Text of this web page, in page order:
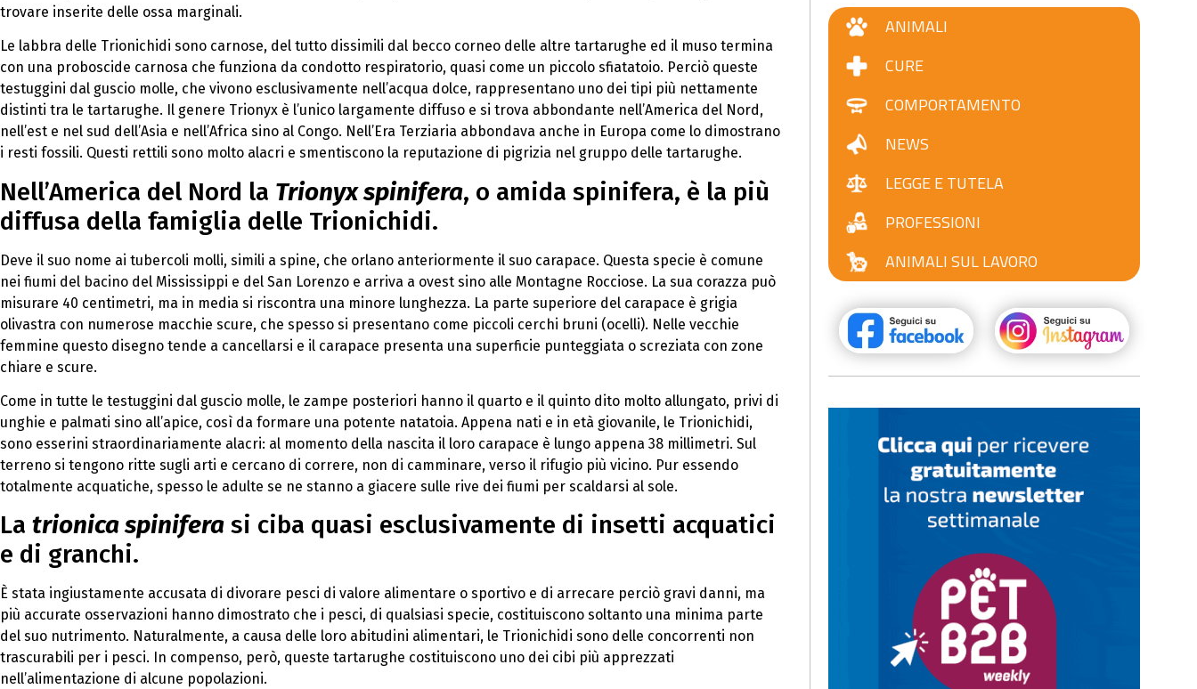
trovare inserite delle ossa marginali.
Le labbra delle Trionichidi sono carnose, del tutto dissimili dal becco corneo delle altre tartarughe ed il muso termina
con una proboscide carnosa che funziona da condotto respiratorio, quasi come un piccolo sfiatatoio. Perciò queste
testuggini dal guscio molle, che vivono esclusivamente nell’acqua dolce, rappresentano uno dei tipi più nettamente
distinti tra le tartarughe. Il genere Trionyx è l’unico largamente diffuso e si trova abbondante nell’America del Nord,
nell’est e nel sud dell’Asia e nell’Africa sino al Congo. Nell’Era Terziaria abbondava anche in Europa come lo dimostrano
i resti fossili. Questi rettili sono molto alacri e smentiscono la reputazione di pigrizia nel gruppo delle tartarughe.
Nell’America del Nord la Trionyx spinifera, o amida spinifera, è la più
diffusa della famiglia delle Trionichidi.
Deve il suo nome ai tubercoli molli, simili a spine, che orlano anteriormente il suo carapace. Questa specie è comune
nei fiumi del bacino del Mississippi e del San Lorenzo e arriva a ovest sino alle Montagne Rocciose. La sua corazza può
misurare 40 centimetri, ma in media si riscontra una minore lunghezza. La parte superiore del carapace è grigia
olivastra con numerose macchie scure, che spesso si presentano come piccoli cerchi bruni (ocelli). Nelle vecchie
femmine questo disegno tende a cancellarsi e il carapace presenta una superficie punteggiata o screziata con zone
chiare e scure.
Come in tutte le testuggini dal guscio molle, le zampe posteriori hanno il quarto e il quinto dito molto allungato, privi di
unghie e palmati sino all’apice, così da formare una potente natatoia. Appena nati e in età giovanile, le Trionichidi,
sono esserini straordinariamente alacri: al momento della nascita il loro carapace è lungo appena 38 millimetri. Sul
terreno si tengono ritte sugli arti e cercano di correre, non di camminare, verso il rifugio più vicino. Pur essendo
totalmente acquatiche, spesso le adulte se ne stanno a giacere sulle rive dei fiumi per scaldarsi al sole.
La trionica spinifera si ciba quasi esclusivamente di insetti acquatici
e di granchi.
È stata ingiustamente accusata di divorare pesci di valore alimentare o sportivo e di arrecare perciò gravi danni, ma
più accurate osservazioni hanno dimostrato che i pesci, di qualsiasi specie, costituiscono soltanto una minima parte
del suo nutrimento. Naturalmente, a causa delle loro abitudini alimentari, le Trionichidi sono delle concorrenti non
trascurabili per i pesci. In compenso, però, queste tartarughe costituiscono uno dei cibi più apprezzati
nell’alimentazione di alcune popolazioni.
ANIMALI
CURE
COMPORTAMENTO
NEWS
LEGGE E TUTELA
PROFESSIONI
ANIMALI SUL LAVORO